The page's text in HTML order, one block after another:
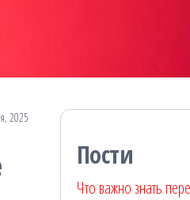
2025
Пости
Что важно знать